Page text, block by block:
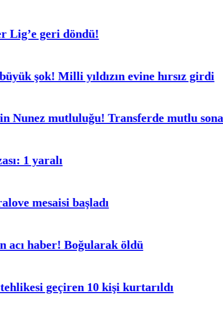
geri döndü!
şok! Milli yıldızın evine hırsız girdi
mutluluğu! Transferde mutlu sona
yaralı
mesaisi başladı
haber! Boğularak öldü
geçiren 10 kişi kurtarıldı